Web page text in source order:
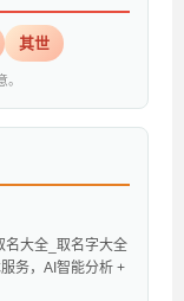
其世
名大全_取名字大全
务，AI智能分析 +